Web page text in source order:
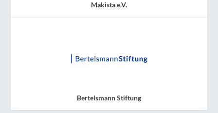
Makista e.V.
Bertelsmann Stiftung